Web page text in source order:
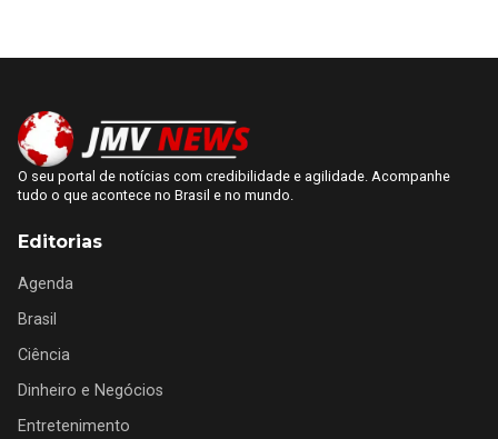
O seu portal de notícias com credibilidade e agilidade. Acompanhe
tudo o que acontece no Brasil e no mundo.
Editorias
Agenda
Brasil
Ciência
Dinheiro e Negócios
Entretenimento